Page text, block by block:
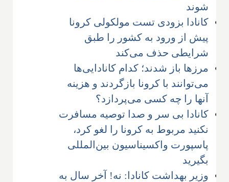
شوند
کانادا بزودی تست مولکولی کرونا
پیش از ورود به کشور را طبق
شرایطی حذف می‌کند
مرزها باز شدند؛ کدام کانادایی‌ها
می‌توانند با کرونا بازگردند و هزینه
آنها را چه کسی می‌پردازد؟
کانادا بی سر و صدا توصیه مسافرت
نکنید مربوط به کرونا را لغو کرد،
پاسپورت واکسیناسیون بین‌المللی
بگیرید
وزیر بهداشت کانادا: نه! آخر سال به